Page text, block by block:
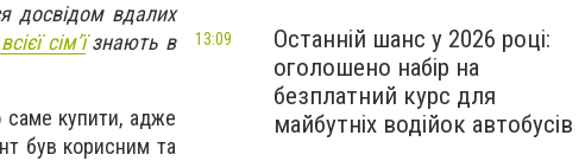
досвідом вдалих
сім’їзнають в
саме купити, адже
був корисним та
Останній шанс у 2026 році:
оголошено набір на
безплатний курс для
майбутніх водійок автобусів
13:09